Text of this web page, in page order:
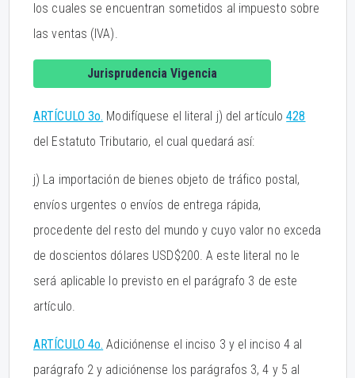
los cuales se encuentran sometidos al impuesto sobre
las ventas (IVA).
Jurisprudencia Vigencia
ARTÍCULO 3o. Modifíquese el literal j) del artículo428
del Estatuto Tributario, el cual quedará así:
j) La importación de bienes objeto de tráfico postal,
envíos urgentes o envíos de entrega rápida,
procedente del resto del mundo y cuyo valor no exceda
de doscientos dólares USD$200. A este literal no le
será aplicable lo previsto en el parágrafo 3 de este
artículo.
ARTÍCULO 4o. Adiciónense el inciso 3 y el inciso 4 al
parágrafo 2 y adiciónense los parágrafos 3, 4 y 5 al